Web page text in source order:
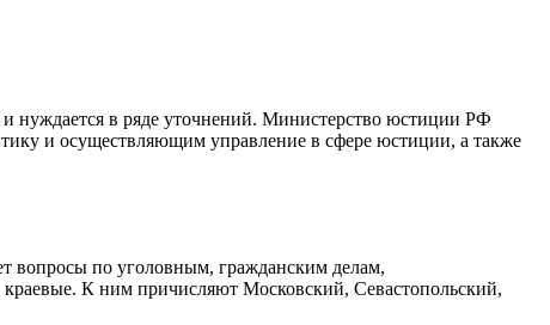
нуждается в ряде уточнений. Министерство юстиции РФ
и осуществляющим управление в сфере юстиции, а также
вопросы по уголовным, гражданским делам,
К ним причисляют Московский, Севастопольский,